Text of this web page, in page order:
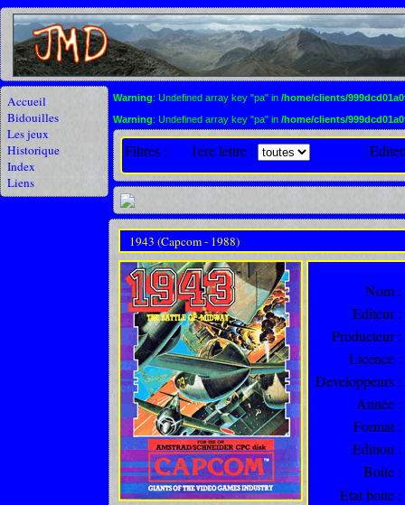
Accueil
Bidouilles
Les jeux
Historique
Index
Liens
Warning: Undefined array key "pa" in /home/clients/
Warning: Undefined array key "pa" in /home/clients/
Filtres : 1ere lettre :
1943 (Capcom - 1988)
Nom :
Editeur :
Producteur :
Licence :
Developpeurs :
Année :
Format :
Edition :
Boite :
Etat boite :